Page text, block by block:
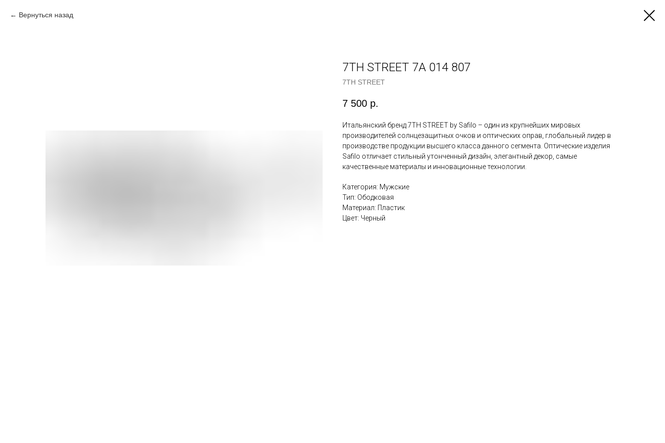
Вернуться назад
7TH STREET 7A 014 807
7TH STREET
7 500 р.
Итальянский бренд 7TH STREET by Safilo – один из крупнейших мировых
производителей солнцезащитных очков и оптических оправ, глобальный лидер в
производстве продукции высшего класса данного сегмента. Оптические изделия
Safilo отличает стильный утонченный дизайн, элегантный декор, самые
качественные материалы и инновационные технологии.
Категория: Мужские
Тип: Ободковая
Материал: Пластик
Цвет: Черный